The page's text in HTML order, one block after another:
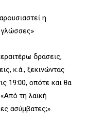
η
γλώσσες»
δράσεις,
κ.ά., ξεκινώντας
19:00, οπότε και θα
τη λαϊκή
ασύμβατες;».